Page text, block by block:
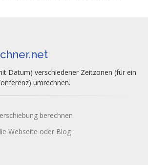
Datum) verschiedener Zeitzonen (für ein
umrechnen.
berechnen
Webseite oder Blog